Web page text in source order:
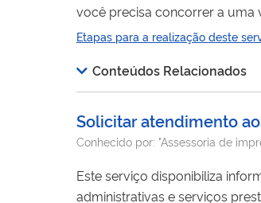
você precisa concorrer a uma
Etapas para a realização deste
Conteúdos Relacionados
Solicitar atendimento
Conhecido por: "Assessoria de
Este serviço disponibiliza
administrativas e serviços